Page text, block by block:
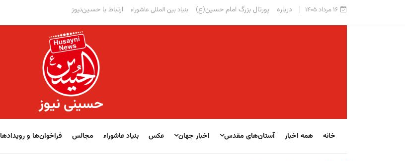
۱۶ مرداد ۱۴۰۵ درباره پورتال بزرگ امام حسین(ع) بنیاد بین المللی عاشوراء ارتباط با حسین‌نیوز
حسینی نیوز
خانه همه اخبار آستان‌های مقدس اخبار جهان عکس بنیاد عاشوراء مجالس فراخوان‌‏‏‏ها و رویدادها